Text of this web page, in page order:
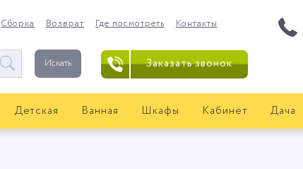
Сборка Возврат Где посмотреть Контакты
Искать Заказать звонок
Детская Ванная Шкафы Кабинет Дача